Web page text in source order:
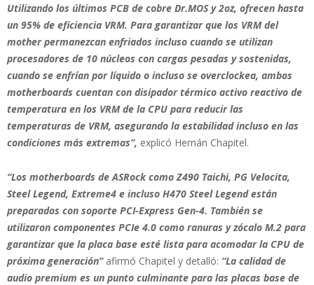
Utilizando los últimos PCB de cobre Dr.MOS y 2oz, ofrecen hasta
un 95% de eficiencia VRM. Para garantizar que los VRM del
mother permanezcan enfriados incluso cuando se utilizan
procesadores de 10 núcleos con cargas pesadas y sostenidas,
cuando se enfrían por líquido o incluso se overclockea, ambos
motherboards cuentan con disipador térmico activo reactivo de
temperatura en los VRM de la CPU para reducir las
temperaturas de VRM, asegurando la estabilidad incluso en las
condiciones más extremas”, explicó Hernán Chapitel.
“Los motherboards de ASRock como Z490 Taichi, PG Velocita,
Steel Legend, Extreme4 e incluso H470 Steel Legend están
preparados con soporte PCI-Express Gen-4. También se
utilizaron componentes PCIe 4.0 como ranuras y zócalo M.2 para
garantizar que la placa base esté lista para acomodar la CPU de
próxima generación”afirmó Chapitel y detalló: “La calidad de
audio premium es un punto culminante para las placas base de